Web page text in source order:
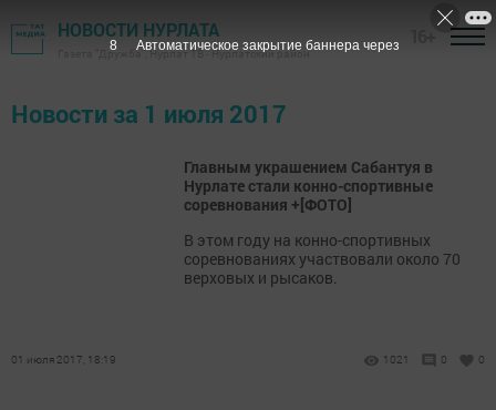
НОВОСТИ НУРЛАТА
Газета "Дружба", Нурлат ТВ - Нурлатский район
Новости за 1 июля 2017
Главным украшением Сабантуя в
Нурлате стали конно-спортивные
соревнования +[ФОТО]
В этом году на конно-спортивных
соревнованиях участвовали около 70
верховых и рысаков.
01 июля 2017, 18:19 1021 0 0
8 Автоматическое закрытие баннера через